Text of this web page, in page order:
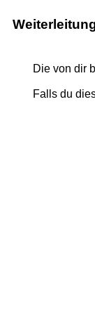
Die von dir
Falls du